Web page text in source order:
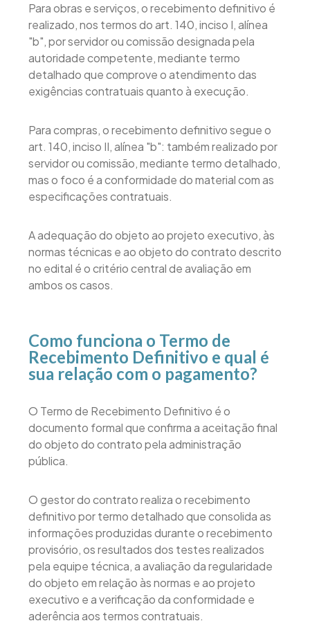
Para obras e serviços, o recebimento definitivo é
realizado, nos termos do art. 140, inciso I, alínea
"b", por servidor ou comissão designada pela
autoridade competente, mediante termo
detalhado que comprove o atendimento das
exigências contratuais quanto à execução.
Para compras, o recebimento definitivo segue o
art. 140, inciso II, alínea "b": também realizado por
servidor ou comissão, mediante termo detalhado,
mas o foco é a conformidade do material com as
especificações contratuais.
A adequação do objeto ao projeto executivo, às
normas técnicas e ao objeto do contrato descrito
no edital é o critério central de avaliação em
ambos os casos.
Como funciona o Termo de
Recebimento Definitivo e qual é
sua relação com o pagamento?
O Termo de Recebimento Definitivo é o
documento formal que confirma a aceitação final
do objeto do contrato pela administração
pública.
O gestor do contrato realiza o recebimento
definitivo por termo detalhado que consolida as
informações produzidas durante o recebimento
provisório, os resultados dos testes realizados
pela equipe técnica, a avaliação da regularidade
do objeto em relação às normas e ao projeto
executivo e a verificação da conformidade e
aderência aos termos contratuais.